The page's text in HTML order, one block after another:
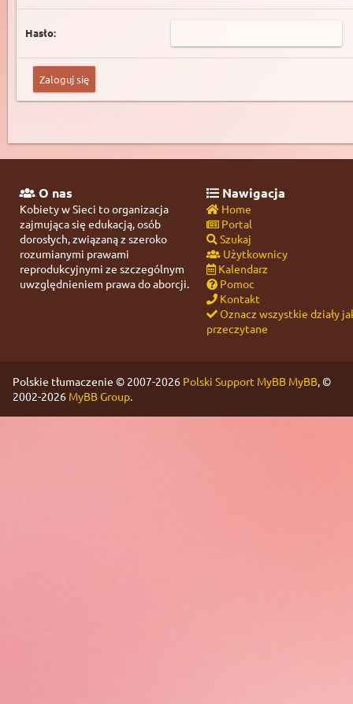
Hasło:
O nas
Kobiety w Sieci to organizacja
zajmująca się edukacją, osób
dorosłych, związaną z szeroko
rozumianymi prawami
reprodukcyjnymi ze szczególnym
uwzględnieniem prawa do aborcji.
Nawigacja
Home
Portal
Szukaj
Użytkownicy
Kalendarz
Pomoc
Kontakt
Oznacz wszystkie działy
przeczytane
Polskie tłumaczenie © 2007-2026 Polski Support MyBB MyBB, ©
2002-2026 MyBB Group.